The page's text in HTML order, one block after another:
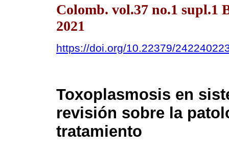
Colomb. vol.37 no.1 supl.1
2021
https://doi.org/10.22379/
Toxoplasmosis en
revisión sobre la
tratamiento